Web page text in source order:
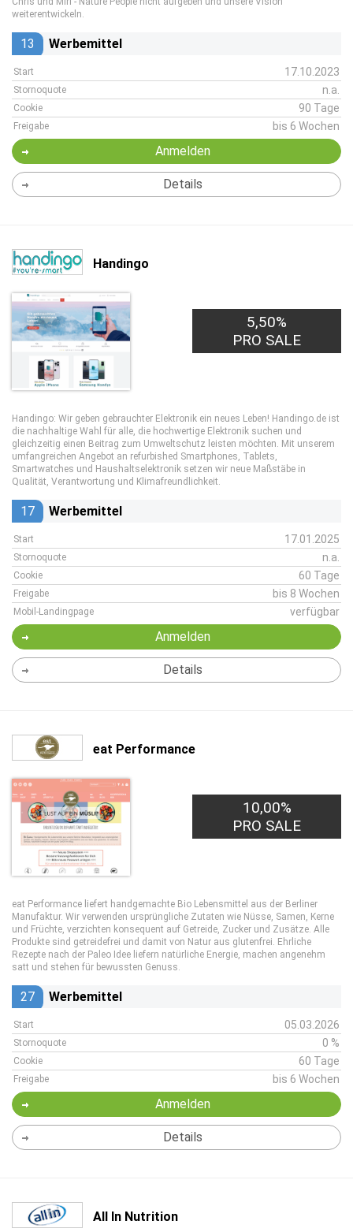
weiterentwickeln.
13 Werbemittel
Start 17.10.2023
Stornoquote n.a.
Cookie 90 Tage
Freigabe bis 6 Wochen
Anmelden
Details
Handingo
5,50%
PRO SALE
Handingo: Wir geben gebrauchter Elektronik ein neues Leben! Handingo.de ist
die nachhaltige Wahl für alle, die hochwertige Elektronik suchen und
gleichzeitig einen Beitrag zum Umweltschutz leisten möchten. Mit unserem
umfangreichen Angebot an refurbished Smartphones, Tablets,
Smartwatches und Haushaltselektronik setzen wir neue Maßstäbe in
Qualität, Verantwortung und Klimafreundlichkeit.
17 Werbemittel
Start 17.01.2025
Stornoquote n.a.
Cookie 60 Tage
Freigabe bis 8 Wochen
Mobil-Landingpage verfügbar
Anmelden
Details
eat Performance
10,00%
PRO SALE
eat Performance liefert handgemachte Bio Lebensmittel aus der Berliner
Manufaktur. Wir verwenden ursprüngliche Zutaten wie Nüsse, Samen, Kerne
und Früchte, verzichten konsequent auf Getreide, Zucker und Zusätze. Alle
Produkte sind getreidefrei und damit von Natur aus glutenfrei. Ehrliche
Rezepte nach der Paleo Idee liefern natürliche Energie, machen angenehm
satt und stehen für bewussten Genuss.
27 Werbemittel
Start 05.03.2026
Stornoquote 0 %
Cookie 60 Tage
Freigabe bis 6 Wochen
Anmelden
Details
All In Nutrition